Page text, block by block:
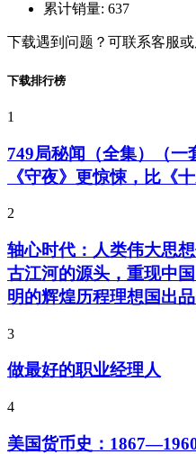
累计销量: 637
下载遇到问题？可联系客服
下载排行榜
1
749局秘闻（全集）（
《守夜》更惊悚，比《
2
轴心时代：人类伟大思
古江河的源头，重现中
明的辉煌历程理想国出品
3
做最好的职业经理人
4
美国货币史：